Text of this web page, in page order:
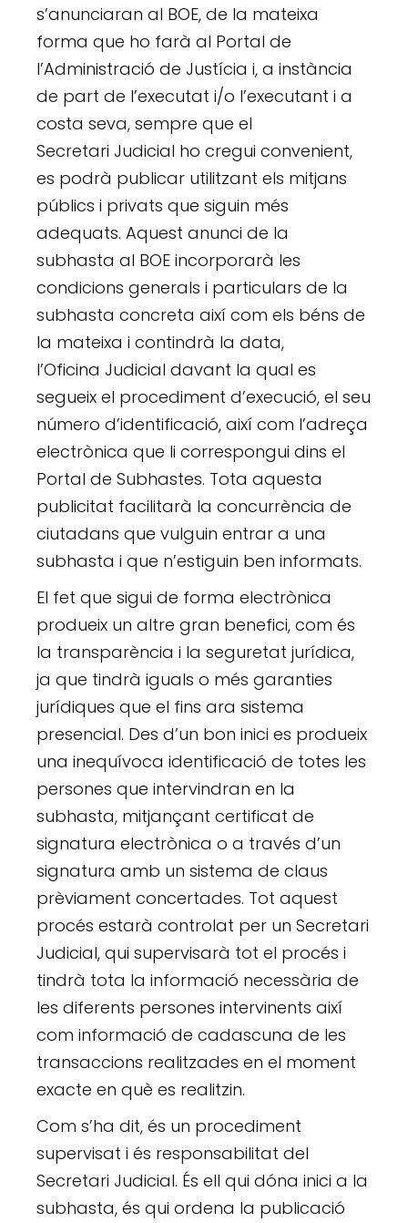
s’anunciaran al BOE, de la mateixa
forma que ho farà al Portal de
l’Administració de Justícia i, a instància
de part de l’executat i/o l’executant i a
costa seva, sempre que el
Secretari Judicial ho cregui convenient,
es podrà publicar utilitzant els mitjans
públics i privats que siguin més
adequats. Aquest anunci de la
subhasta al BOE incorporarà les
condicions generals i particulars de la
subhasta concreta així com els béns de
la mateixa i contindrà la data,
l’Oficina Judicial davant la qual es
segueix el procediment d’execució, el seu
número d’identificació, així com l’adreça
electrònica que li correspongui dins el
Portal de Subhastes. Tota aquesta
publicitat facilitarà la concurrència de
ciutadans que vulguin entrar a una
subhasta i que n’estiguin ben informats.
El fet que sigui de forma electrònica
produeix un altre gran benefici, com és
la transparència i la seguretat jurídica,
ja que tindrà iguals o més garanties
jurídiques que el fins ara sistema
presencial. Des d’un bon inici es produeix
una inequívoca identificació de totes les
persones que intervindran en la
subhasta, mitjançant certificat de
signatura electrònica o a través d’un
signatura amb un sistema de claus
prèviament concertades. Tot aquest
procés estarà controlat per un Secretari
Judicial, qui supervisarà tot el procés i
tindrà tota la informació necessària de
les diferents persones intervinents així
com informació de cadascuna de les
transaccions realitzades en el moment
exacte en què es realitzin.
Com s’ha dit, és un procediment
supervisat i és responsabilitat del
Secretari Judicial. És ell qui dóna inici a la
subhasta, és qui ordena la publicació